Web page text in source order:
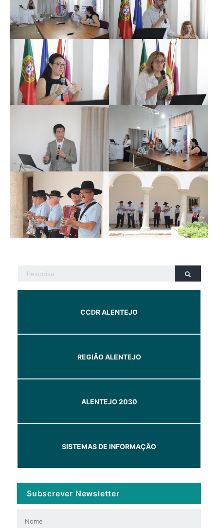
CCDR ALENTEJO
REGIÃO ALENTEJO
ALENTEJO 2030
SISTEMAS DE INFORMAÇÃO
Subscrever Newsletter